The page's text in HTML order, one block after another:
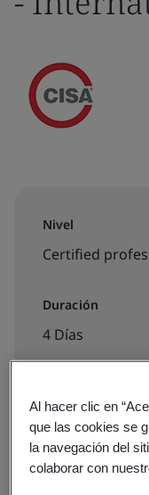
Nivel
Certified
Duración
4 Días
Disponible para
Formación
Al hacer clic en
que las cookies se
la navegación del
colaborar con